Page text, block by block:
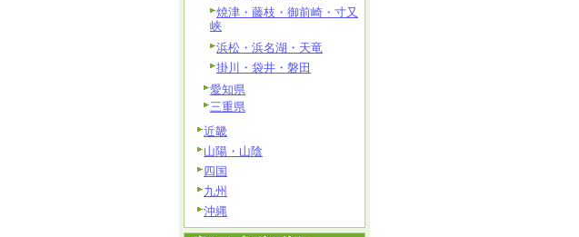
焼津・藤枝・御前崎・寸又
峡
浜松・浜名湖・天竜
掛川・袋井・磐田
愛知県
三重県
近畿
山陽・山陰
四国
九州
沖縄